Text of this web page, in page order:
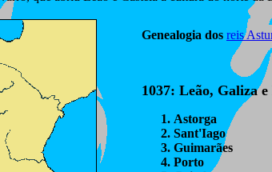
Genealogia dos reis
1037: Leão, Galiza
Astorga
Sant'Iago
Guimarães
Porto